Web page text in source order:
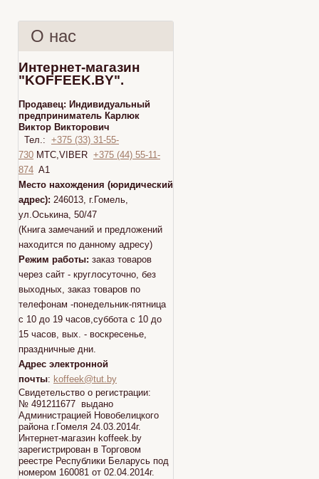
О нас
Интернет-магазин
"KOFFEEK.BY".
Продавец: Индивидуальный
предприниматель Карлюк
Виктор Викторович
Тел.: +375 (33) 31-55-
730 МТС,VIBER +375 (44) 55-11-
874 A1
Место нахождения (юридический
адрес): 246013, г.Гомель,
ул.Оськина, 50/47
(Книга замечаний и предложений
находится по данному адресу)
Режим работы: заказ товаров
через сайт - круглосуточно, без
выходных, заказ товаров по
телефонам -понедельник-пятница
с 10 до 19 часов,суббота с 10 до
15 часов, вых. - воскресенье,
праздничные дни.
Адрес электронной
почты: koffeek@tut.by
Свидетельство о регистрации:
№ 491211677 выдано
Администрацией Новобелицкого
района г.Гомеля 24.03.2014г.
Интернет-магазин koffeek.by
зарегистрирован в Торговом
реестре Республики Беларусь под
номером 160081 от 02.04.2014г.